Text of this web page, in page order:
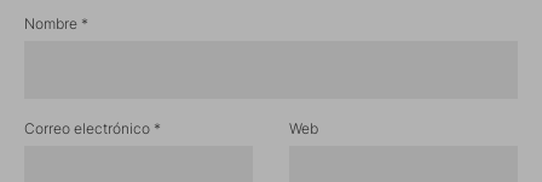
Nombre *
Correo electrónico * Web